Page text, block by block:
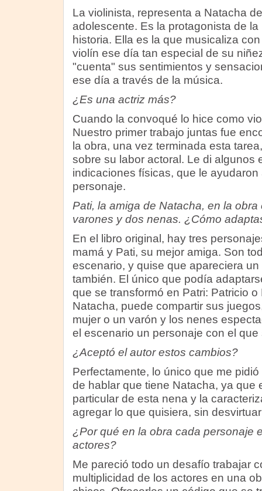
La violinista, representa a Natacha de
adolescente. Es la protagonista de la
historia. Ella es la que musicaliza
violín ese día tan especial de su
"cuenta" sus sentimientos y
ese día a través de la música.
¿Es una actriz más?
Cuando la convoqué lo hice como
Nuestro primer trabajo juntas fue
la obra, una vez terminada esta
sobre su labor actoral. Le di algunos
indicaciones físicas, que le
personaje.
Pati, la amiga de Natacha, en la
varones y dos nenas. ¿Cómo
En el libro original, hay tres
mamá y Pati, su mejor amiga. Son
escenario, y quise que apareciera
también. El único que podía
que se transformó en Patri: Patricio
Natacha, puede compartir sus
mujer o un varón y los nenes
el escenario un personaje con el
¿Aceptó el autor estos cambios?
Perfectamente, lo único que me
de hablar que tiene Natacha, ya que
particular de esta nena y la
agregar lo que quisiera, sin
¿Por qué en la obra cada personaje
actores?
Me pareció todo un desafío trabajar
multiplicidad de los actores en una